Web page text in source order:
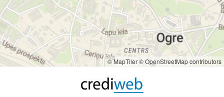
© MapTiler© OpenStreetMap contributors